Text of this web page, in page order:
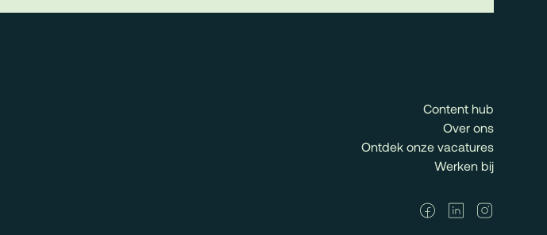
Content hub
Over ons
Ontdek onze vacatures
Werken bij